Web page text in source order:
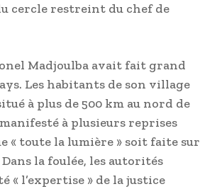
cercle restreint du chef de
Madjoulba avait fait grand
Les habitants de son village
à plus de 500 km au nord de
à plusieurs reprises
« toute la lumière » soit faite sur
la foulée, les autorités
« l’expertise » de la justice